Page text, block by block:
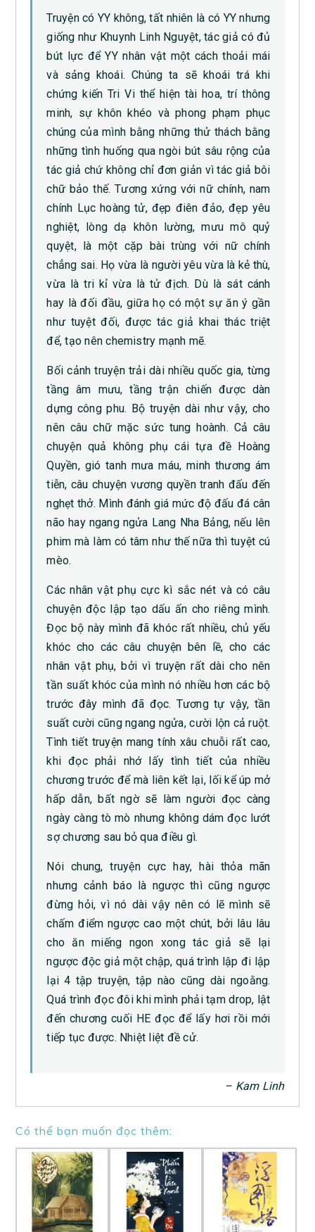
Truyện có YY không, tất nhiên là có YY nhưng
giống như Khuynh Linh Nguyệt, tác giả có đủ
bút lực để YY nhân vật một cách thoải mái
và sảng khoái. Chúng ta sẽ khoái trá khi
chứng kiến Tri Vi thể hiện tài hoa, trí thông
minh, sự khôn khéo và phong phạm phục
chúng của mình bằng những thử thách bằng
những tình huống qua ngòi bút sâu rộng của
tác giả chứ không chỉ đơn giản vì tác giả bôi
chữ bảo thế. Tương xứng với nữ chính, nam
chính Lục hoàng tử, đẹp điên đảo, đẹp yêu
nghiệt, lòng dạ khôn lường, mưu mô quỷ
quyệt, là một cặp bài trùng với nữ chính
chẳng sai. Họ vừa là người yêu vừa là kẻ thù,
vừa là tri kỉ vừa là tử địch. Dù là sát cánh
hay là đối đầu, giữa họ có một sự ăn ý gần
như tuyệt đối, được tác giả khai thác triệt
để, tạo nên chemistry mạnh mẽ.
Bối cảnh truyện trải dài nhiều quốc gia, từng
tầng âm mưu, tầng trận chiến được dàn
dựng công phu. Bộ truyện dài như vậy, cho
nên câu chữ mặc sức tung hoành. Cả câu
chuyện quả không phụ cái tựa đề Hoàng
Quyền, gió tanh mưa máu, minh thương ám
tiễn, câu chuyện vương quyền tranh đấu đến
nghẹt thở. Mình đánh giá mức độ đấu đá cân
não hay ngang ngửa Lang Nha Bảng, nếu lên
phim mà làm có tâm như thế nữa thì tuyệt cú
mèo.
Các nhân vật phụ cực kì sắc nét và có câu
chuyện độc lập tạo dấu ấn cho riêng mình.
Đọc bộ này mình đã khóc rất nhiều, chủ yếu
khóc cho các câu chuyện bên lề, cho các
nhân vật phụ, bởi vì truyện rất dài cho nên
tần suất khóc của mình nó nhiều hơn các bộ
trước đây mình đã đọc. Tương tự vậy, tần
suất cười cũng ngang ngửa, cười lộn cả ruột.
Tình tiết truyện mang tính xâu chuỗi rất cao,
khi đọc phải nhớ lấy tình tiết của nhiều
chương trước để mà liên kết lại, lối kể úp mở
hấp dẫn, bất ngờ sẽ làm người đọc càng
ngày càng tò mò nhưng không dám đọc lướt
sợ chương sau bỏ qua điều gì.
Nói chung, truyện cực hay, hài thỏa mãn
nhưng cảnh báo là ngược thì cũng ngược
đừng hỏi, vì nó dài vậy nên có lẽ mình sẽ
chấm điểm ngược cao một chút, bởi lâu lâu
cho ăn miếng ngon xong tác giả sẽ lại
ngược độc giả một chập, quá trình lập đi lập
lại 4 tập truyện, tập nào cũng dài ngoằng.
Quá trình đọc đôi khi mình phải tạm drop, lật
đến chương cuối HE đọc để lấy hơi rồi mới
tiếp tục được. Nhiệt liệt đề cử.
– Kam Linh
Có thể bạn muốn đọc thêm: